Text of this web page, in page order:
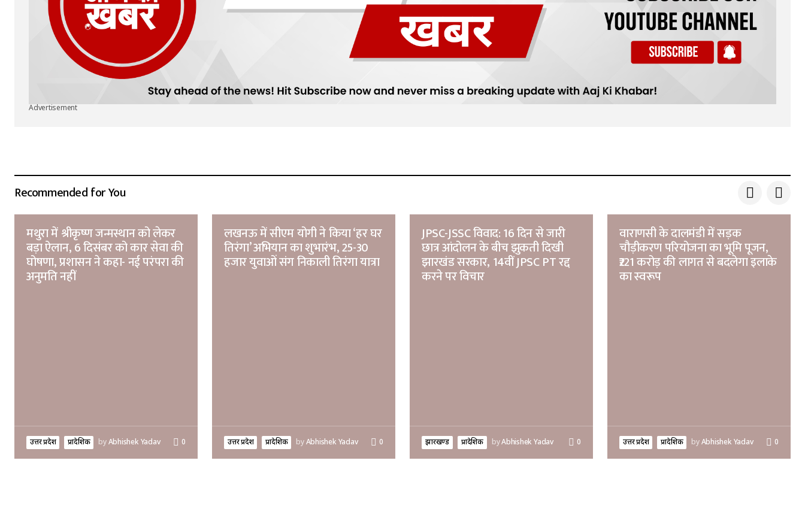
Advertisement
Recommended for You
मथुरा में श्रीकृष्ण जन्मस्थान को लेकर
बड़ा ऐलान, 6 दिसंबर को कार सेवा की
घोषणा, प्रशासन ने कहा- नई परंपरा की
अनुमति नहीं
उत्तर प्रदेश प्रादेशिक byAbhishek Yadav 0
लखनऊ में सीएम योगी ने किया ‘हर घर
तिरंगा’ अभियान का शुभारंभ, 25-30
हजार युवाओं संग निकाली तिरंगा यात्रा
उत्तर प्रदेश प्रादेशिक byAbhishek Yadav 0
JPSC-JSSC विवाद: 16 दिन से जारी
छात्र आंदोलन के बीच झुकती दिखी
झारखंड सरकार, 14वीं JPSC PT रद्द
करने पर विचार
झारखण्ड प्रादेशिक byAbhishek Yadav 0
वाराणसी के दालमंडी में सड़क
चौड़ीकरण परियोजना का भूमि पूजन,
₹221 करोड़ की लागत से बदलेगा इलाके
का स्वरूप
उत्तर प्रदेश प्रादेशिक byAbhishek Yadav 0